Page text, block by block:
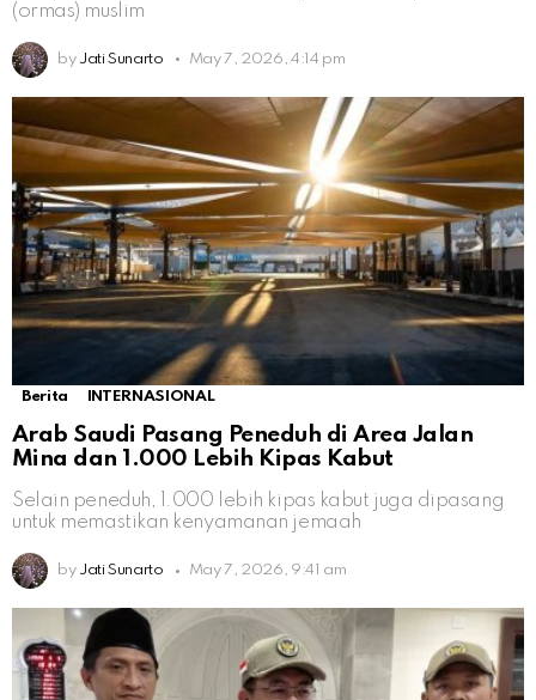
(ormas) muslim
by Jati Sunarto May 7, 2026, 4:14 pm
Berita INTERNASIONAL
Arab Saudi Pasang Peneduh di Area Jalan
Mina dan 1.000 Lebih Kipas Kabut
Selain peneduh, 1.000 lebih kipas kabut juga dipasang
untuk memastikan kenyamanan jemaah
by Jati Sunarto May 7, 2026, 9:41 am